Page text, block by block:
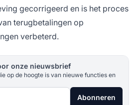
gecorrigeerd en is het proces
terugbetalingen op
verbeterd.
onze nieuwsbrief
op de hoogte is van nieuwe functies en
Abonneren